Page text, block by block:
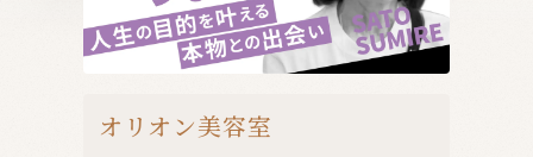
オリオン美容室